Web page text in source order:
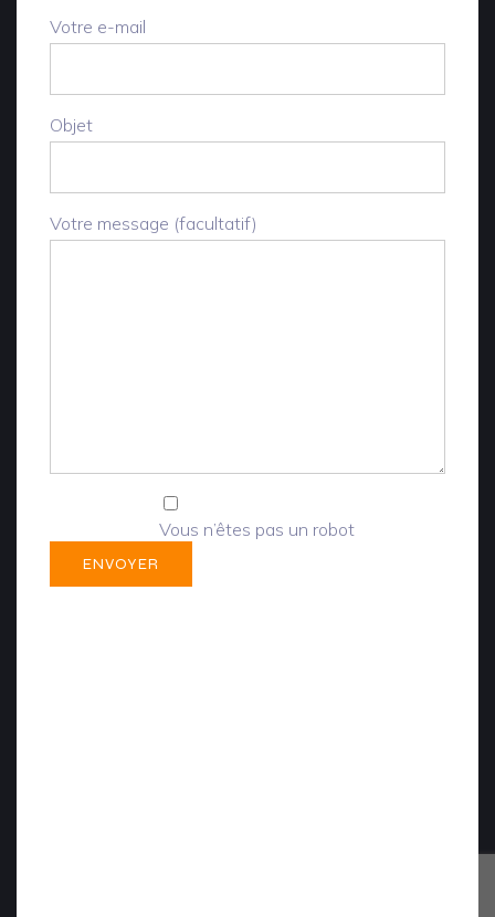
Votre e-mail
Objet
Votre message (facultatif)
Vous n’êtes pas un robot